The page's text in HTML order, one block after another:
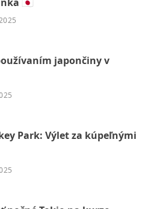
japončiny v
Park: Výlet za kúpeľnými